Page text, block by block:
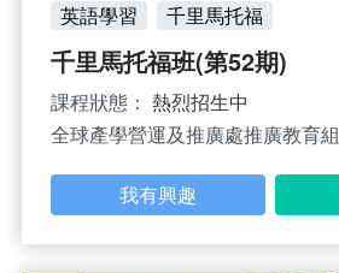
英語學習 千里馬托福
千里馬托福班(第52期)
課程狀態： 熱烈招生中
全球產學營運及推廣處推廣教育組
我有興趣